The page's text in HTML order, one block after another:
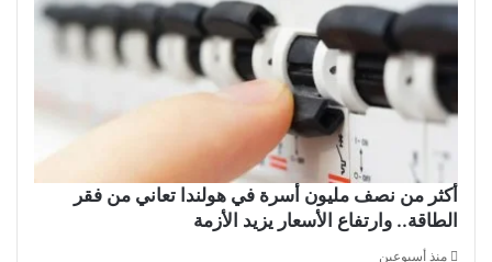
أكثر من نصف مليون أسرة في هولندا تعاني من فقر
الطاقة.. وارتفاع الأسعار يزيد الأزمة
منذ أسبوعين